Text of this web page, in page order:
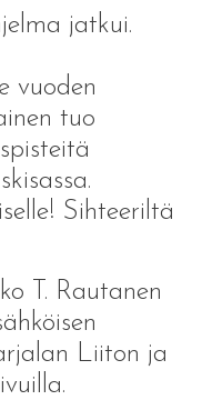
jatkui.
vuoden
tuo
Sihteeriltä
T. Rautanen
Liiton ja